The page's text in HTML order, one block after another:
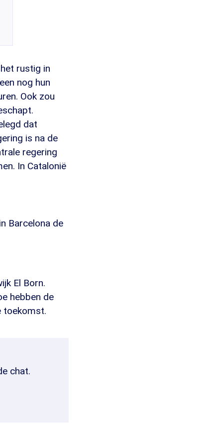
rustig in
nog hun
Ook zou
dat
is na de
regering
In Catalonië
Barcelona de
El Born.
hebben de
toekomst.
chat.